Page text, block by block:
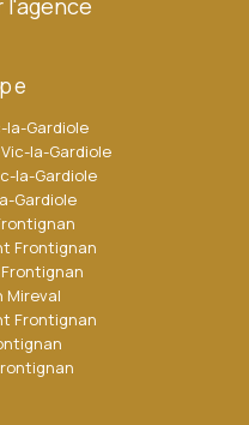
l'agence
la-Gardiole
la-Gardiole
la-Gardiole
Gardiole
Frontignan
Mireval
Frontignan